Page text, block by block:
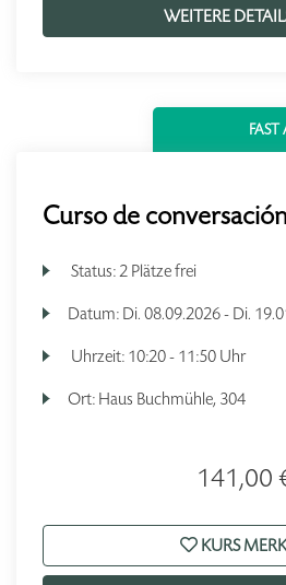
WEITERE
Curso de
Status:2 Plätze frei
Datum: Di. 08.09.2026 - Di.
Uhrzeit: 10:20 - 11:50 Uhr
Ort: Haus Buchmühle, 304
141,00
KURS